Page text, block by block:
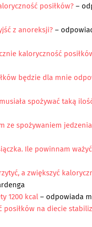
posiłków?–
z anoreksji?–
kaloryczność
będzie dla mnie
spożywać taką
ze spożywaniem
Ile powinnam
a zwiększyć
1200 kcal– odpowiada
posiłków na diecie